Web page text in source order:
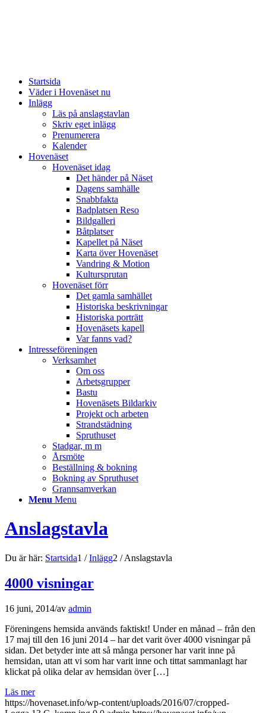
Startsida
Väder i Hovenäset nu
Inlägg
Läs på anslagstavlan
Skriv eget inlägg
Prenumerera
Kalender
Hovenäset
Hovenäset idag
Det händer på Näset
Dagens samhälle
Snabbfakta
Badplatsen Reso
Bildgalleri
Båtplatser
Kapellet på Näset
Karta över Hovenäset
Vandring & Motion
Kultursprutan
Hovenäset förr
Det gamla samhället
Historiska beskrivningar
Historiska porträtt
Hovenäsets kapell
Var fanns vad?
Intresseföreningen
Verksamhet
Om oss
Arbetsgrupper
Bastu
Hovenäsets Bildarkiv
Projekt och arbeten
Strandstädning
Spruthuset
Stadgar, m m
Årsmöte
Beställning & bokning
Bokning av Spruthuset
Grannsamverkan
Menu Menu
Anslagstavla
Du är här: Startsida1 / Inlägg2 / Anslagstavla
4000 visningar
16 juni, 2014/av admin
Föreningens hemsida används faktiskt! Under en månad – från den
17 maj till den 16 juni 2014 – har det varit över 4000 visningar på
sidan. Det betyder inte att så många personer har varit inne på
hemsidan, utan att vi som har varit inne och tittat sammanlagt har
klickat på olika delar av hemsidan över […]
Läs mer
https://hovenaset.info/wp-content/uploads/2016/07/cropped-